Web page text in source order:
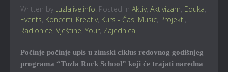
Written by tuzlalive.info. Posted in Aktiv, Aktivizam, Eduka,
Events, Koncerti, Kreativ, Kurs - Čas, Music, Projekti,
Radionice, Vještine, Your, Zajednica
Počinje počinje upis u zimski ciklus redovnog godišnjeg
programa “Tuzla Rock School” koji će trajati naredna